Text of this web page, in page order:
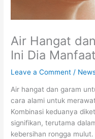
Air Hangat
Ini Dia
Leave a Comment /
Air hangat dan garam
cara alami untuk
Kombinasi keduanya
signifikan, terutama
kebersihan rongga